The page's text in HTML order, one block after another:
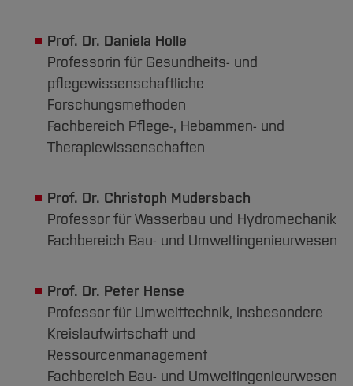
Prof. Dr. Daniela Holle
Professorin für Gesundheits- und
pflegewissenschaftliche
Forschungsmethoden
Fachbereich Pflege-, Hebammen- und
Therapiewissenschaften
Prof. Dr. Christoph Mudersbach
Professor für Wasserbau und Hydromechanik
Fachbereich Bau- und Umweltingenieurwesen
Prof. Dr. Peter Hense
Professor für Umwelttechnik, insbesondere
Kreislaufwirtschaft und
Ressourcenmanagement
Fachbereich Bau- und Umweltingenieurwesen